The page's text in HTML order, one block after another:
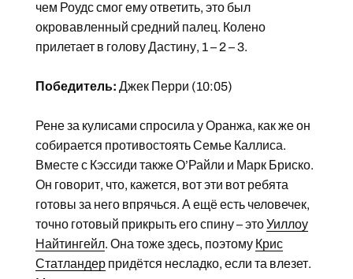
чем Роудс смог ему ответить, это был
окровавленный средний палец. Колено
прилетает в голову Дастину, 1 – 2 – 3.
Победитель: Джек Перри (10:05)
Рене за кулисами спросила у Оранжа, как же он
собирается противостоять Семье Каллиса.
Вместе с Кэссиди также О’Райли и Марк Бриско.
Он говорит, что, кажется, вот эти вот ребята
готовы за него впрячься. А ещё есть человечек,
точно готовый прикрыть его спину – этоУиллоу
Найтингейл. Она тоже здесь, поэтому Крис
Статландерпридётся несладко, если та влезет.